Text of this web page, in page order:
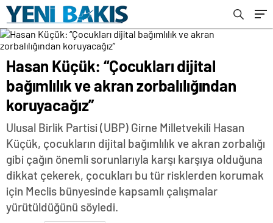
Hasan Küçük: “Çocukları dijital
bağımlılık ve akran zorbalılığından
koruyacağız”
Ulusal Birlik Partisi (UBP) Girne Milletvekili Hasan
Küçük, çocukların dijital bağımlılık ve akran zorbalığı
gibi çağın önemli sorunlarıyla karşı karşıya olduğuna
dikkat çekerek, çocukları bu tür risklerden korumak
için Meclis bünyesinde kapsamlı çalışmalar
yürütüldüğünü söyledi.